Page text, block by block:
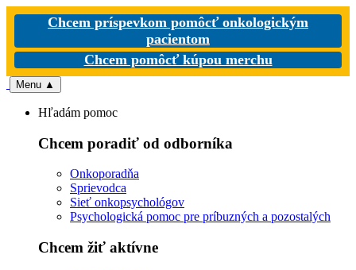
Chcem príspevkom pomôcť onkologickým
pacientom
Chcem pomôcť kúpou merchu
Menu ▲
Hľadám pomoc
Chcem poradiť od odborníka
Onkoporadňa
Sprievodca
Sieť onkopsychológov
Psychologická pomoc pre príbuzných a pozostalých
Chcem žiť aktívne